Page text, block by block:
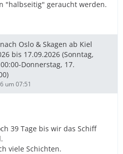
"halbseitig" geraucht werden.
Oslo & Skagen ab Kiel
bis 17.09.2026 (Sonntag,
Donnerstag, 17.
um 07:51
39 Tage bis wir das Schiff
viele Schichten.